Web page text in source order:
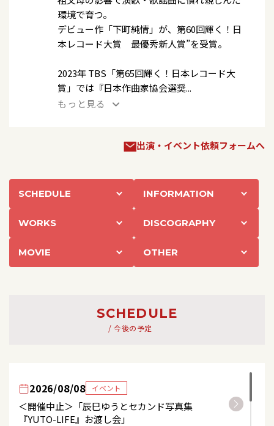
環境で育つ。
デビュー作「下町純情」が、第60回輝く！日
本レコード大賞 最優秀新人賞”を受賞。
2023年 TBS「第65回輝く！日本レコード大
賞」では『日本作曲家協会選奨...
もっと見る
出演・イベント依頼フォームへ
SCHEDULE INFORMATION
WORKS DISCOGRAPHY
MOVIE OTHER
SCHEDULE
/ 今後の予定
2026/08/08 イベント
＜開催中止＞「辰巳ゆうとセカンド写真集
『YUTO-LIFE』お渡し会」